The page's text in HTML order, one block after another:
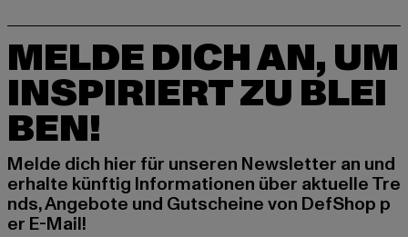
MELDE DICH AN, UM
INSPIRIERT ZU BLEI
BEN!
Melde dich hier für unseren Newsletter an und
erhalte künftig Informationen über aktuelle Tre
nds, Angebote und Gutscheine von DefShop p
er E-Mail!